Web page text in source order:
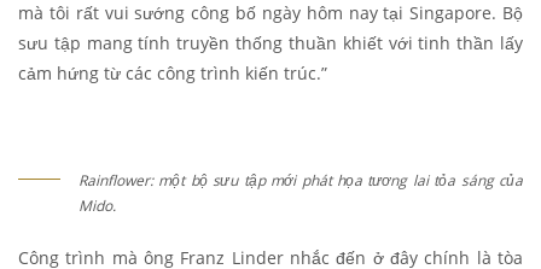
mà tôi rất vui sướng công bố ngày hôm nay tại Singapore. Bộ
sưu tập mang tính truyền thống thuần khiết với tinh thần lấy
cảm hứng từ các công trình kiến trúc.”
Rainflower: một bộ sưu tập mới phát họa tương lai tỏa sáng của
Mido.
Công trình mà ông Franz Linder nhắc đến ở đây chính là tòa